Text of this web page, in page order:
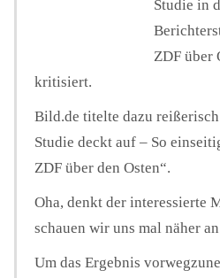
Studie in
ZDF über
kritisiert.
Bild.de titelte dazu
Studie deckt auf – So
ZDF über den Osten“.
Oha, denkt der interessierte
schauen wir uns mal näher
Um das Ergebnis